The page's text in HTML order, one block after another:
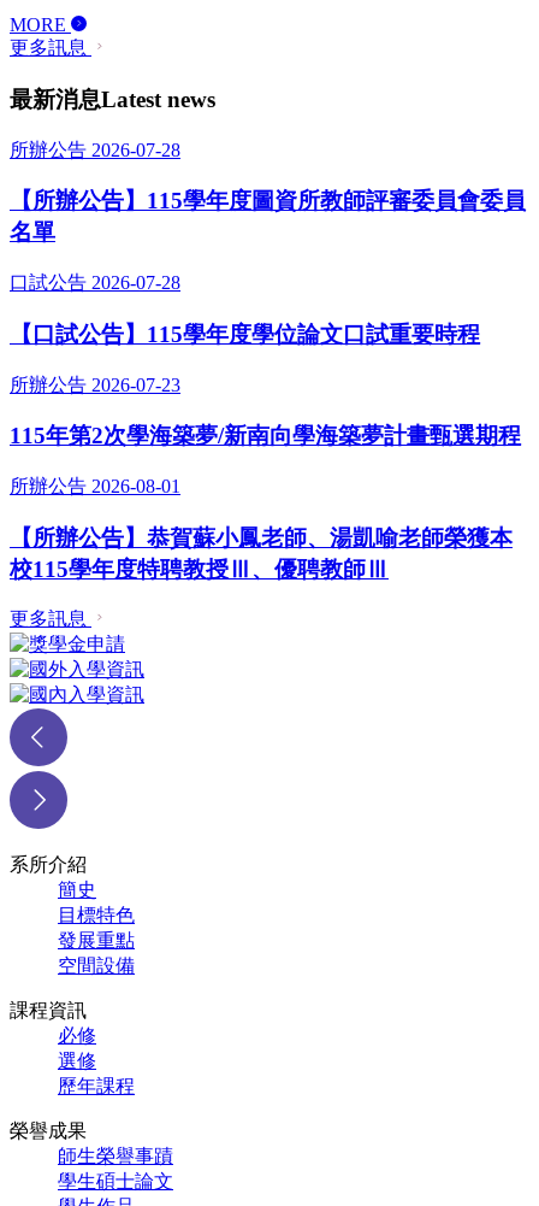
MORE
更多訊息
最新消息Latest news
所辦公告 2026-07-28
【所辦公告】115學年度圖資所教師評審委員會委員
名單
口試公告 2026-07-28
【口試公告】115學年度學位論文口試重要時程
所辦公告 2026-07-23
115年第2次學海築夢/新南向學海築夢計畫甄選期程
所辦公告 2026-08-01
【所辦公告】恭賀蘇小鳳老師、湯凱喻老師榮獲本
校115學年度特聘教授Ⅲ、優聘教師Ⅲ
更多訊息
系所介紹
簡史
目標特色
發展重點
空間設備
課程資訊
必修
選修
歷年課程
榮譽成果
師生榮譽事蹟
學生碩士論文